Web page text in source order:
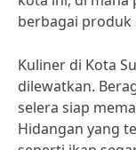
berbagai produk
Kuliner di Kota
dilewatkan.
selera siap
Hidangan yang